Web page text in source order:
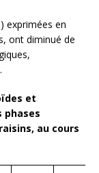
exprimées en
ont diminué de
et
phases
au cours